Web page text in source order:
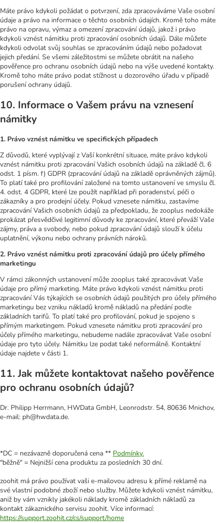
Máte právo kdykoli požádat o potvrzení, zda zpracováváme Vaše osobní
údaje a právo na informace o těchto osobních údajích. Kromě toho máte
právo na opravu, výmaz a omezení zpracování údajů, jakož i právo
kdykoli vznést námitku proti zpracování osobních údajů. Dále můžete
kdykoli odvolat svůj souhlas se zpracováním údajů nebo požadovat
jejich předání. Se všemi záležitostmi se můžete obrátit na našeho
pověřence pro ochranu osobních údajů nebo na výše uvedené kontakty.
Kromě toho máte právo podat stížnost u dozorového úřadu v případě
porušení ochrany údajů.
10. Informace o Vašem právu na vznesení
námitky
1. Právo vznést námitku ve specifických případech
Z důvodů, které vyplývají z Vaší konkrétní situace, máte právo kdykoli
vznést námitku proti zpracování Vašich osobních údajů na základě čl. 6
odst. 1 písm. f) GDPR (zpracování údajů na základě oprávněných zájmů).
To platí také pro profilování založené na tomto ustanovení ve smyslu čl.
4. odst. 4 GDPR, které lze použít například při poradenství, péči o
zákazníky a pro prodejní účely. Pokud vznesete námitku, zastavíme
zpracování Vašich osobních údajů za předpokladu, že zooplus nedokáže
prokázat přesvědčivé legitimní důvody ke zpracování, které převáží Vaše
zájmy, práva a svobody, nebo pokud zpracování údajů slouží k účelu
uplatnění, výkonu nebo ochrany právních nároků.
2. Právo vznést námitku proti zpracování údajů pro účely přímého
marketingu
V rámci zákonných ustanovení může zooplus také zpracovávat Vaše
údaje pro přímý marketing. Máte právo kdykoli vznést námitku proti
zpracování Vás týkajících se osobních údajů použitých pro účely přímého
marketingu bez vzniku nákladů kromě nákladů na předání podle
základních tarifů. To platí také pro profilování, pokud je spojeno s
přímým marketingem. Pokud vznesete námitku proti zpracování pro
účely přímého marketingu, nebudeme nadále zpracovávat Vaše osobní
údaje pro tyto účely. Námitku lze podat také neformálně. Kontaktní
údaje najdete v části 1.
11. Jak můžete kontaktovat našeho pověřence
pro ochranu osobních údajů?
Dr. Philipp Herrmann, HWData GmbH, Leonrodstr. 54, 80636 Mnichov,
e-mail: ph@hwdata.de.
*DC = nezávazně doporučená cena ** Podmínky.
"běžně" = Nejnižší cena produktu za posledních 30 dní.
zoohit má právo používat vaši e-mailovou adresu k přímé reklamě na
své vlastní podobné zboží nebo služby. Můžete kdykoli vznést námitku,
aniž by vám vznikly jakékoli náklady kromě základních nákladů za
kontakt zákaznického servisu zoohit. Více informací:
https://support.zoohit.cz/cs/support/home